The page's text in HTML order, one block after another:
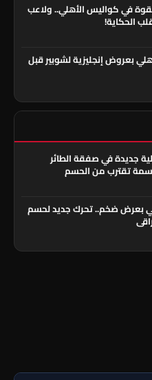
في كواليس الأهلي.. ولاعب
الحكاية!
بعروض إنجليزية لشوبير قبل
جديدة في صفقة الطائر
تقترب من الحسم
بعرض ضخم.. تحرك جديد لحسم